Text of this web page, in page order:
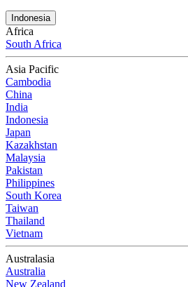
Indonesia
Africa
South Africa
Asia Pacific
Cambodia
China
India
Indonesia
Japan
Kazakhstan
Malaysia
Pakistan
Philippines
South Korea
Taiwan
Thailand
Vietnam
Australasia
Australia
New Zealand